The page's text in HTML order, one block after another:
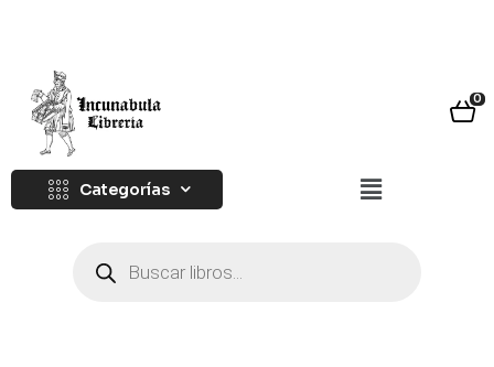
0
Categorías